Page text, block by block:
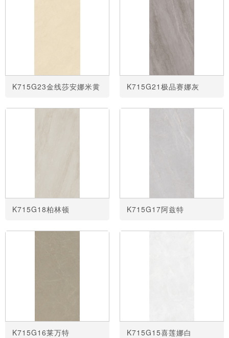
K715G23金线莎安娜米黄 K715G21极品赛娜灰
K715G18柏林顿 K715G17阿兹特
K715G16莱万特 K715G15喜莲娜白